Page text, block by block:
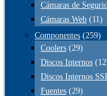
Cámaras de
Cámaras Web (11)
Componentes (259)
Coolers (29)
Discos Internos
Discos Internos
Fuentes (29)